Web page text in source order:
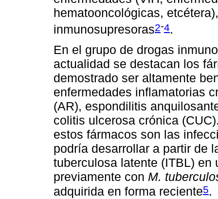
hematooncológicas,
inmunosupresoras2-4.
En el grupo de drogas
actualidad se destacan los
demostrado ser altamente
enfermedades inflamatorias
(AR), espondilitis
colitis ulcerosa crónica
estos fármacos son las
podría desarrollar a partir de
tuberculosa latente (ITBL)
previamente con M.
adquirida en forma reciente5.